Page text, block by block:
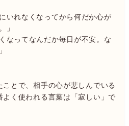
いれなくなってから何だか心が
」
なってなんだか毎日が不安。な
とで、相手の心が悲しんでいる
く使われる言葉は「寂しい」で